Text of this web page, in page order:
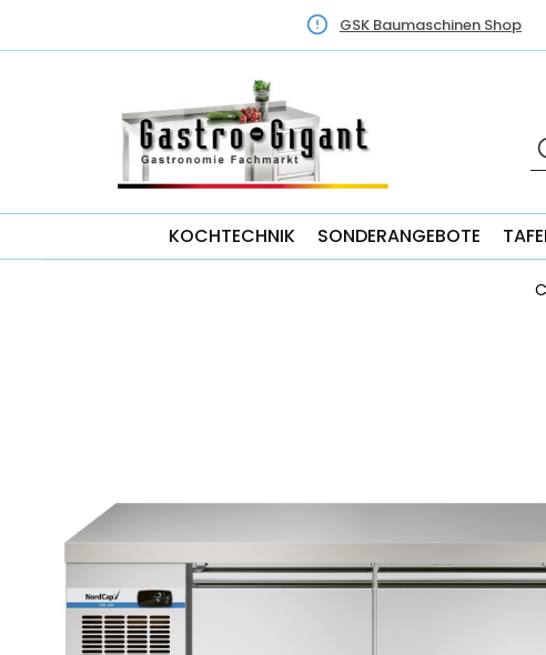
GSK Baumaschinen Shop
KOCHTECHNIK SONDERANGEBOTE